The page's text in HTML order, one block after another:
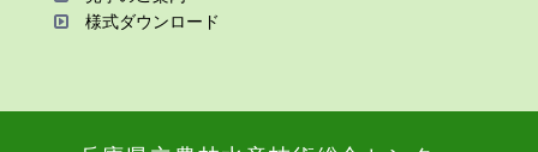
様式ダウンロード